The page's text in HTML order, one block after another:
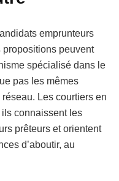
emprunteurs
propositions peuvent
spécialisé dans le
pas les mêmes
Les courtiers en
connaissent les
prêteurs et orientent
d’aboutir, au